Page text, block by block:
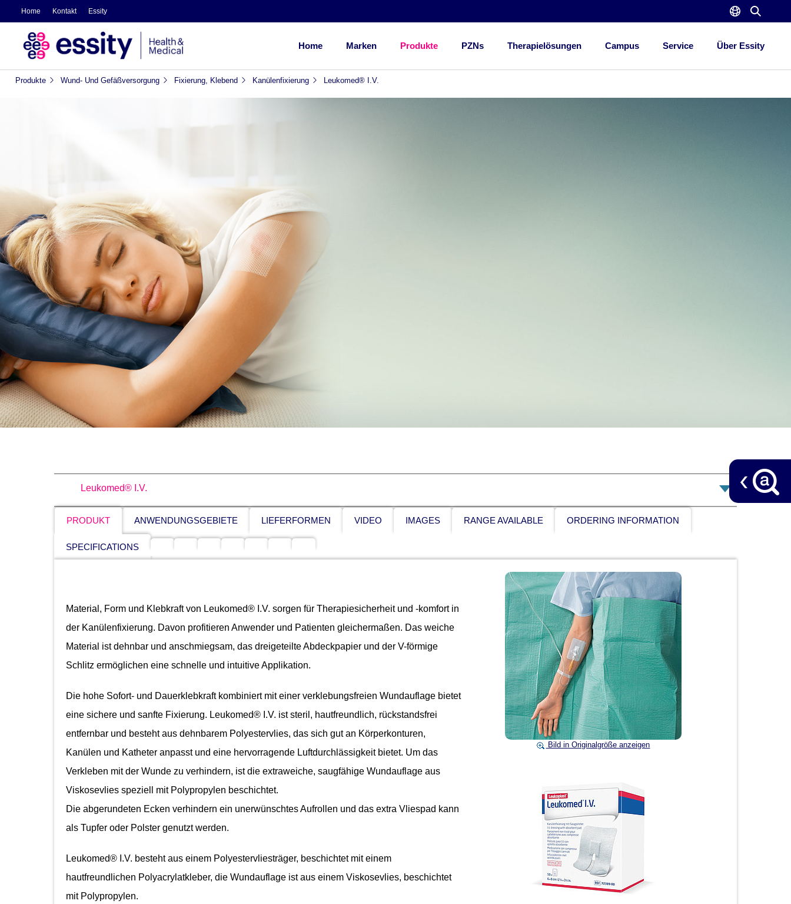
Home Kontakt Essity
Home Marken Produkte PZNs Therapielösungen Campus Service Über Essity
Produkte Wund- Und Gefäßversorgung Fixierung, Klebend Kanülenfixierung Leukomed® I.V.
Leukomed® I.V.
PRODUKT ANWENDUNGSGEBIETE LIEFERFORMEN VIDEO IMAGES RANGE AVAILABLE ORDERING INFORMATION
SPECIFICATIONS
Bild in Originalgröße anzeigen
Material, Form und Klebkraft von Leukomed® I.V. sorgen für Therapiesicherheit und -komfort in
der Kanülenfixierung. Davon profitieren Anwender und Patienten gleichermaßen. Das weiche
Material ist dehnbar und anschmiegsam, das dreigeteilte Abdeckpapier und der V-förmige
Schlitz ermöglichen eine schnelle und intuitive Applikation.
Die hohe Sofort- und Dauerklebkraft kombiniert mit einer verklebungsfreien Wundauflage bietet
eine sichere und sanfte Fixierung. Leukomed® I.V. ist steril, hautfreundlich, rückstandsfrei
entfernbar und besteht aus dehnbarem Polyestervlies, das sich gut an Körperkonturen,
Kanülen und Katheter anpasst und eine hervorragende Luftdurchlässigkeit bietet. Um das
Verkleben mit der Wunde zu verhindern, ist die extraweiche, saugfähige Wundauflage aus
Viskosevlies speziell mit Polypropylen beschichtet.
Die abgerundeten Ecken verhindern ein unerwünschtes Aufrollen und das extra Vliespad kann
als Tupfer oder Polster genutzt werden.
Leukomed® I.V. besteht aus einem Polyestervliesträger, beschichtet mit einem
hautfreundlichen Polyacrylatkleber, die Wundauflage ist aus einem Viskosevlies, beschichtet
mit Polypropylen.